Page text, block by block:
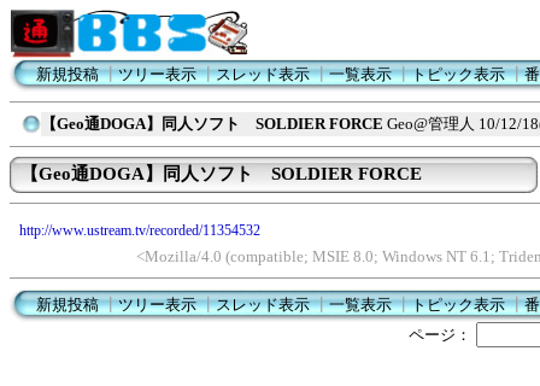
新規投稿┃ツリー表示┃スレッド表示┃一覧表示┃トピック表示┃
【Geo通DOGA】同人ソフト SOLDIER FORCE Geo@管理人 10/12/
【Geo通DOGA】同人ソフト SOLDIER FORCE
http://www.ustream.tv/recorded/11354532
<Mozilla/4.0 (compatible; MSIE 8.0; Windows NT 6.1;
新規投稿┃ツリー表示┃スレッド表示┃一覧表示┃トピック表示┃
ページ：